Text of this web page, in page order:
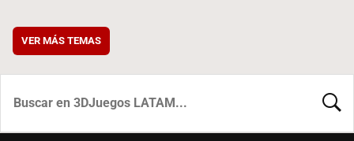
VER MÁS TEMAS